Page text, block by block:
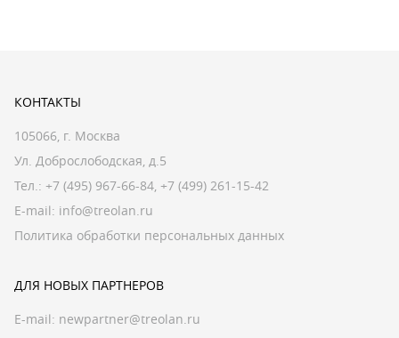
КОНТАКТЫ
105066, г. Москва
Ул. Доброслободская, д.5
Тел.: +7 (495) 967-66-84, +7 (499) 261-15-42
E-mail: info@treolan.ru
Политика обработки персональных данных
ДЛЯ НОВЫХ ПАРТНЕРОВ
E-mail: newpartner@treolan.ru